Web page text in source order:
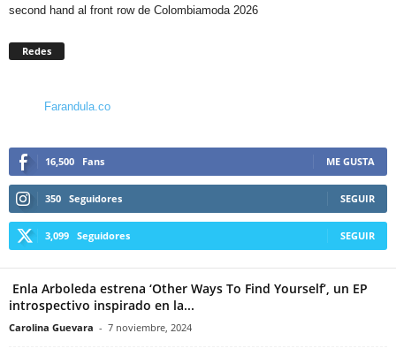
second hand al front row de Colombiamoda 2026
Redes
Farandula.co
16,500 Fans ME GUSTA
350 Seguidores SEGUIR
3,099 Seguidores SEGUIR
Enla Arboleda estrena ‘Other Ways To Find Yourself’, un EP
introspectivo inspirado en la...
Carolina Guevara - 7 noviembre, 2024